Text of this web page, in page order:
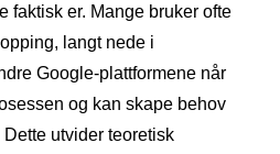
faktisk er. Mange bruker ofte
langt nede i
Google-plattformene når
og kan skape behov
utvider teoretisk